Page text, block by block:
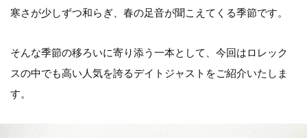
寒さが少しずつ和らぎ、春の足音が聞こえてくる季節です。
そんな季節の移ろいに寄り添う一本として、今回はロレック
スの中でも高い人気を誇るデイトジャストをご紹介いたしま
す。